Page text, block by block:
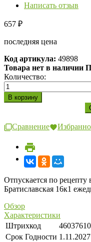
Написать отзыв
657 ₽
последняя цена
Код артикула: 49898
Товара нет в наличии
Количество:
Сравнение
Отпускается по рецепту
Братиславская 16к1
Обзор
Характеристики
Штрихкод
Срок Годности 1.11.2027